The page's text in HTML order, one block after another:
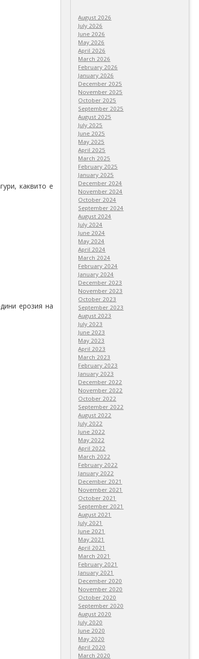
каквито е
ерозия на
August 2026
July 2026
June 2026
May 2026
April 2026
March 2026
February 2026
January 2026
December 2025
November 2025
October 2025
September 2025
August 2025
July 2025
June 2025
May 2025
April 2025
March 2025
February 2025
January 2025
December 2024
November 2024
October 2024
September 2024
August 2024
July 2024
June 2024
May 2024
April 2024
March 2024
February 2024
January 2024
December 2023
November 2023
October 2023
September 2023
August 2023
July 2023
June 2023
May 2023
April 2023
March 2023
February 2023
January 2023
December 2022
November 2022
October 2022
September 2022
August 2022
July 2022
June 2022
May 2022
April 2022
March 2022
February 2022
January 2022
December 2021
November 2021
October 2021
September 2021
August 2021
July 2021
June 2021
May 2021
April 2021
March 2021
February 2021
January 2021
December 2020
November 2020
October 2020
September 2020
August 2020
July 2020
June 2020
May 2020
April 2020
March 2020